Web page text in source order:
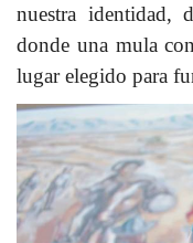
nuestra identidad,
donde una mula
lugar elegido para